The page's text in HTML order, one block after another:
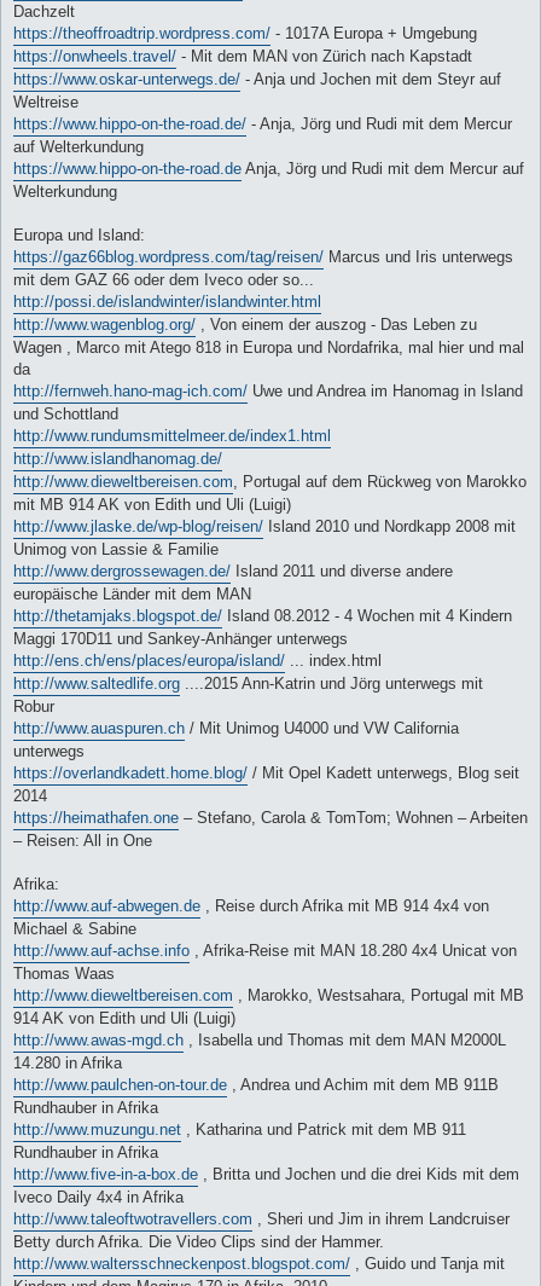
Dachzelt
https://theoffroadtrip.wordpress.com/ - 1017A Europa + Umgebung
https://onwheels.travel/ - Mit dem MAN von Zürich nach Kapstadt
https://www.oskar-unterwegs.de/ - Anja und Jochen mit dem Steyr auf
Weltreise
https://www.hippo-on-the-road.de/ - Anja, Jörg und Rudi mit dem Mercur
auf Welterkundung
https://www.hippo-on-the-road.de Anja, Jörg und Rudi mit dem Mercur auf
Welterkundung
Europa und Island:
https://gaz66blog.wordpress.com/tag/reisen/ Marcus und Iris unterwegs
mit dem GAZ 66 oder dem Iveco oder so...
http://possi.de/islandwinter/islandwinter.html
http://www.wagenblog.org/ , Von einem der auszog - Das Leben zu
Wagen , Marco mit Atego 818 in Europa und Nordafrika, mal hier und mal
da
http://fernweh.hano-mag-ich.com/ Uwe und Andrea im Hanomag in Island
und Schottland
http://www.rundumsmittelmeer.de/index1.html
http://www.islandhanomag.de/
http://www.dieweltbereisen.com , Portugal auf dem Rückweg von Marokko
mit MB 914 AK von Edith und Uli (Luigi)
http://www.jlaske.de/wp-blog/reisen/ Island 2010 und Nordkapp 2008 mit
Unimog von Lassie & Familie
http://www.dergrossewagen.de/ Island 2011 und diverse andere
europäische Länder mit dem MAN
http://thetamjaks.blogspot.de/ Island 08.2012 - 4 Wochen mit 4 Kindern
Maggi 170D11 und Sankey-Anhänger unterwegs
http://ens.ch/ens/places/europa/island/ ... index.html
http://www.saltedlife.org ....2015 Ann-Katrin und Jörg unterwegs mit
Robur
http://www.auaspuren.ch / Mit Unimog U4000 und VW California
unterwegs
https://overlandkadett.home.blog/ / Mit Opel Kadett unterwegs, Blog seit
2014
https://heimathafen.one – Stefano, Carola & TomTom; Wohnen – Arbeiten
– Reisen: All in One
Afrika:
http://www.auf-abwegen.de , Reise durch Afrika mit MB 914 4x4 von
Michael & Sabine
http://www.auf-achse.info , Afrika-Reise mit MAN 18.280 4x4 Unicat von
Thomas Waas
http://www.dieweltbereisen.com , Marokko, Westsahara, Portugal mit MB
914 AK von Edith und Uli (Luigi)
http://www.awas-mgd.ch , Isabella und Thomas mit dem MAN M2000L
14.280 in Afrika
http://www.paulchen-on-tour.de , Andrea und Achim mit dem MB 911B
Rundhauber in Afrika
http://www.muzungu.net , Katharina und Patrick mit dem MB 911
Rundhauber in Afrika
http://www.five-in-a-box.de , Britta und Jochen und die drei Kids mit dem
Iveco Daily 4x4 in Afrika
http://www.taleoftwotravellers.com , Sheri und Jim in ihrem Landcruiser
Betty durch Afrika. Die Video Clips sind der Hammer.
http://www.waltersschneckenpost.blogspot.com/ , Guido und Tanja mit